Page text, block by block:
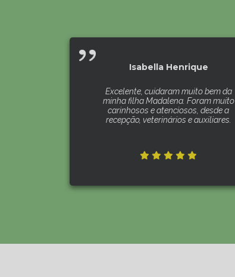
Isabella Henrique
Excelente, cuidaram muito bem da
minha filha Madalena. Foram muito
carinhosos e atenciosos, desde a
recepção, veterinários e auxiliares.